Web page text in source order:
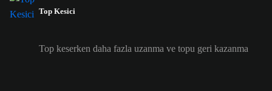
Top Kesici
Top keserken daha fazla uzanma ve topu geri kazanma